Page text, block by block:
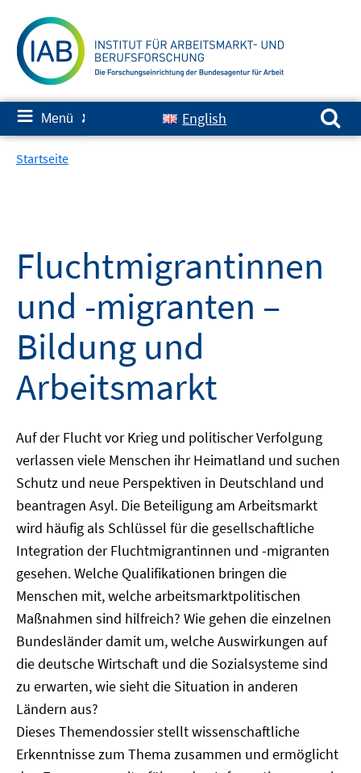
zum
Inhalt
≡ Menü ✘ English
Suchen nach:
Startseite
Fluchtmigrantinnen
und -migranten –
Bildung und
Arbeitsmarkt
Auf der Flucht vor Krieg und politischer Verfolgung
verlassen viele Menschen ihr Heimatland und suchen
Schutz und neue Perspektiven in Deutschland und
beantragen Asyl. Die Beteiligung am Arbeitsmarkt
wird häufig als Schlüssel für die gesellschaftliche
Integration der Fluchtmigrantinnen und -migranten
gesehen. Welche Qualifikationen bringen die
Menschen mit, welche arbeitsmarktpolitischen
Maßnahmen sind hilfreich? Wie gehen die einzelnen
Bundesländer damit um, welche Auswirkungen auf
die deutsche Wirtschaft und die Sozialsysteme sind
zu erwarten, wie sieht die Situation in anderen
Ländern aus?
Dieses Themendossier stellt wissenschaftliche
Erkenntnisse zum Thema zusammen und ermöglicht